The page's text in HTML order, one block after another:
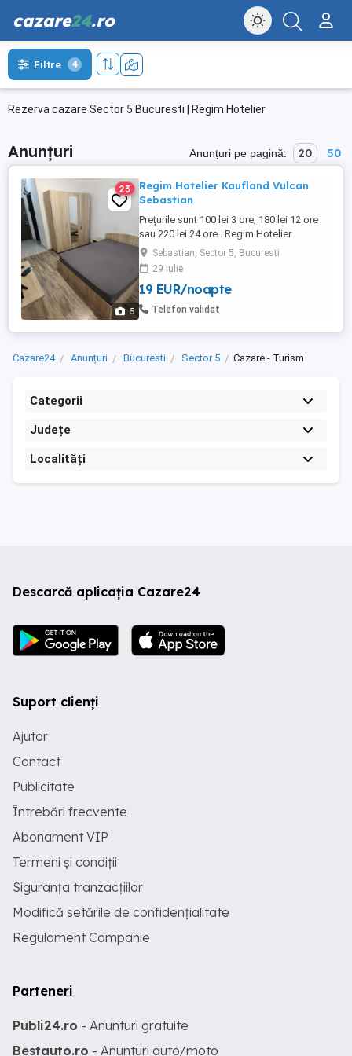
cazare24.ro
Rezerva cazare Sector 5 Bucuresti | Regim Hotelier
Filtre 4
Anunțuri Anunțuri pe pagină: 20 50
5
23
Regim Hotelier Kaufland Vulcan
Sebastian
Prețurile sunt 100 lei 3 ore; 180 lei 12 ore
sau 220 lei 24 ore . Regim Hotelier
Garsoniera 42 mp situata in zona 13
Septembrie Parc Sebastian .
Curățenie,discreție,internet wifi, televizor
LCD. Ne rezervam dreptul de a ne selecta
clienții. Pentru perioade mai lungi de 7 zile
Sebastian, Sector 5, Bucuresti
29 iulie
19 EUR/noapte
Telefon validat
Cazare24 Anunțuri Bucuresti Sector 5 Cazare - Turism
Categorii
Județe
Localități
Descarcă aplicația Cazare24
Suport clienți
Ajutor
Contact
Publicitate
Întrebări frecvente
Abonament VIP
Termeni și condiții
Siguranța tranzacțiilor
Modifică setările de confidențialitate
Regulament Campanie
Parteneri
Publi24.ro - Anunturi gratuite
Bestauto.ro - Anunturi auto/moto